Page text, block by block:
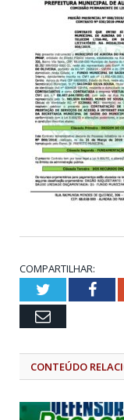
COMPARTILHAR:
Twitter
Email
CONTEÚDO